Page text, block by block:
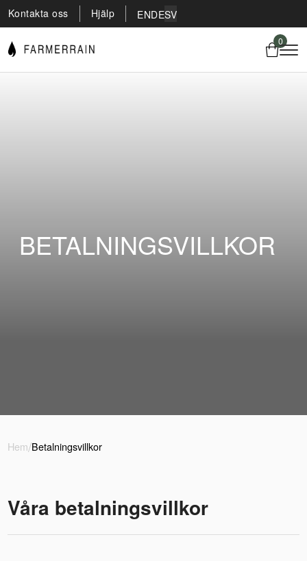
Kontakta oss Hjälp ENDESV
0
BETALNINGSVILLKOR
Hem/Betalningsvillkor
Våra betalningsvillkor